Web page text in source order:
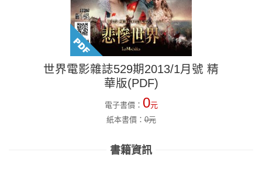
世界電影雜誌529期2013/1月號 精
華版(PDF)
電子書價： 0元
紙本書價：0元
書籍資訊